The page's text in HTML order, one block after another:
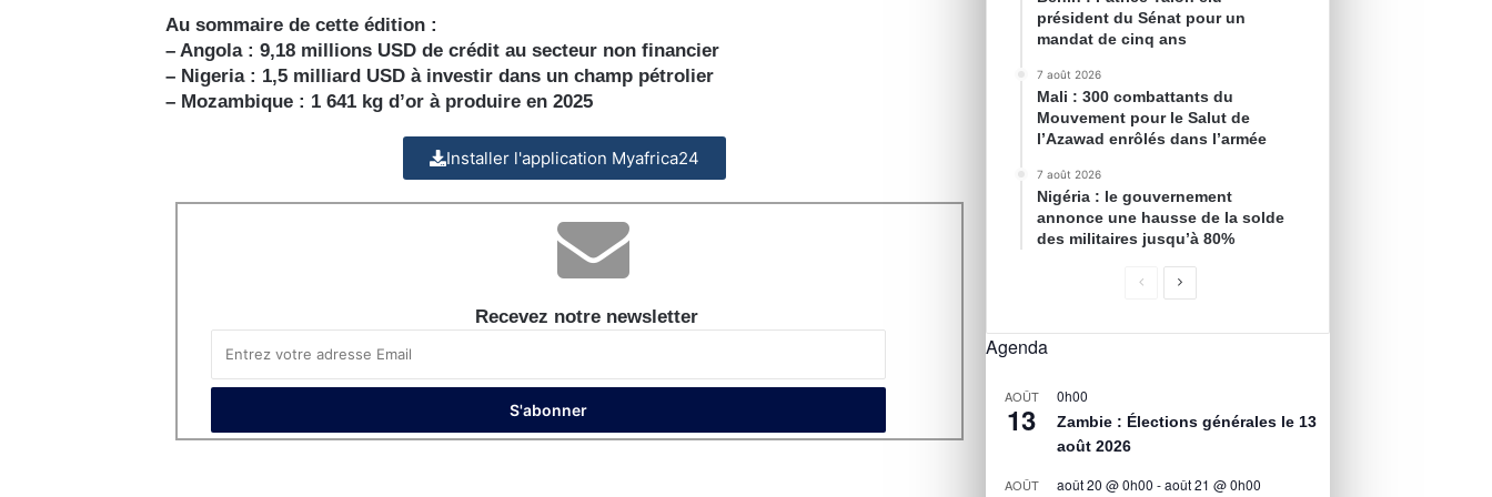
Au sommaire de cette édition :
– Angola : 9,18 millions USD de crédit au secteur non financier
– Nigeria : 1,5 milliard USD à investir dans un champ pétrolier
– Mozambique : 1 641 kg d’or à produire en 2025
Installer l'application Myafrica24
Recevez notre newsletter
président du Sénat pour un
mandat de cinq ans
7 août 2026
Mali : 300 combattants du
Mouvement pour le Salut de
l’Azawad enrôlés dans l’armée
7 août 2026
Nigéria : le gouvernement
annonce une hausse de la solde
des militaires jusqu’à 80%
Agenda
AOÛT
13
0h00
Zambie : Élections générales le 13
août 2026
AOÛT août 20 @ 0h00 -août 21 @ 0h00